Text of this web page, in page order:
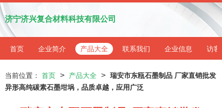
济宁济兴复合材料科技有限公司
首页 企业简介 产品大全 联系我们 企业信息 访客
当前位置： 首页 > 产品大全 > 瑞安市东瓯石墨制品 厂家直销批发
异形高纯碳素石墨坩埚，品质卓越，应用广泛